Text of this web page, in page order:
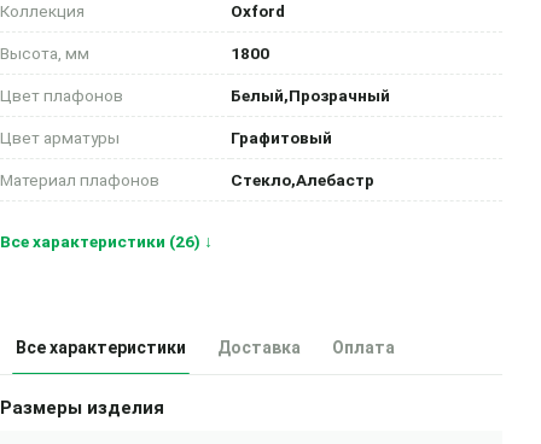
Коллекция Oxford
Высота, мм 1800
Цвет плафонов Белый,Прозрачный
Цвет арматуры Графитовый
Материал плафонов Стекло,Алебастр
Все характеристики (26) ↓
Все характеристики Доставка Оплата
Размеры изделия